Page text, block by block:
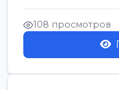
позицию
108 просмотров